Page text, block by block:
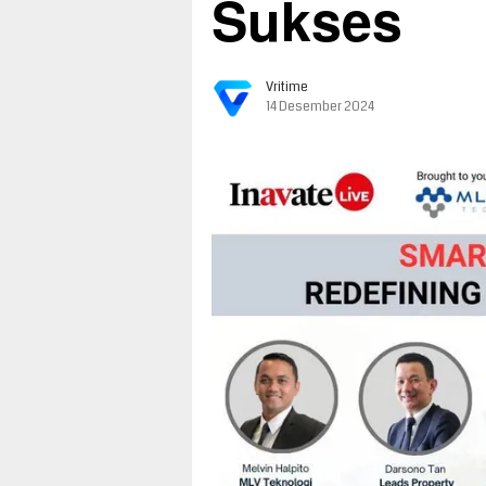
Sukses
Vritime
14 Desember 2024